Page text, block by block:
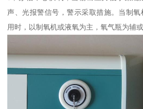
声、光报警信号，警示采取措施。当制
用时，以制氧机或液氧为主，氧气瓶为辅